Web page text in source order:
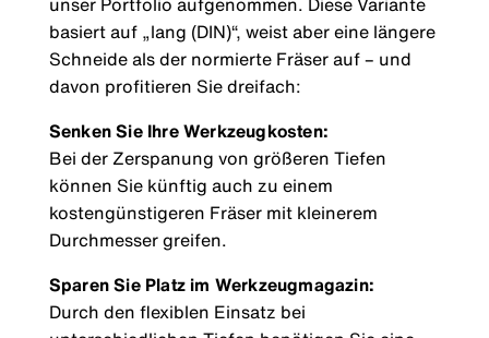
basiert auf „lang (DIN)“, weist aber eine längere
Schneide als der normierte Fräser auf – und
davon profitieren Sie dreifach:
Senken Sie Ihre Werkzeugkosten:
Bei der Zerspanung von größeren Tiefen
können Sie künftig auch zu einem
kostengünstigeren Fräser mit kleinerem
Durchmesser greifen.
Sparen Sie Platz im Werkzeugmagazin:
Durch den flexiblen Einsatz bei